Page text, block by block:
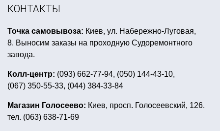
мексиканская вечеринка костюмы
подарок на день независимости украины
купить оптом небесные фонарики
вечеринка покер
предметы для хэллоуина
снег искусственный в баллончике
букет из фигур с шариками
КОНТАКТЫ
Точка самовывоза: Киев, ул. Набережно-Луговая,
8. Выносим заказы на проходную Судоремонтного
завода.
Колл-центр: (093) 662-77-94, (050) 144-43-10,
(067) 350-55-33, (044) 384-33-84
Магазин Голосеево: Киев, просп. Голосеевский, 126.
тел. (063) 638-71-69